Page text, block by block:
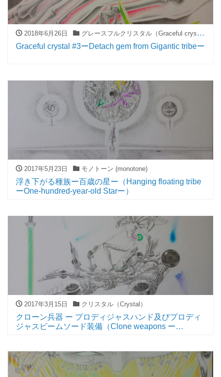
2018年6月26日 グレースフルクリスタル（Graceful crystal）
Graceful crystal #3ーDetach gem from Gigantic tribeー
2017年5月23日 モノトーン (monotone)
浮き下がる種族ー百歳の星ー（Hanging floating tribe
ーOne-hundred-year-old Starー）
2017年3月15日 クリスタル（Crystal）
クローン兵器 ー プロディジャスハンド及びプロディ
ジャスビームソード装備（Clone weapons ー